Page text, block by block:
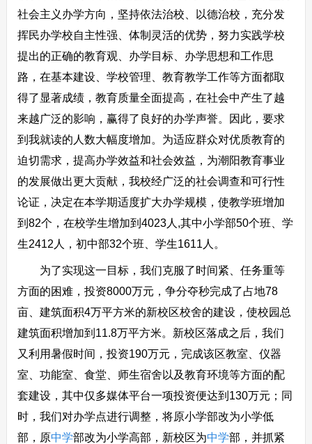
社会主义办学方向，坚持依法治校、以德治校，充分发
挥民办学校自主性强、体制灵活的优势，努力实践学校
提出的正确的教育观、办学目标、办学思想和工作思
路，在基本建设、学校管理、教育教学工作等方面都取
得了显著成绩，教育质量全面提高，在社会中产生了越
来越广泛的影响，赢得了良好的办学声誉。因此，要求
到我就读的人数大幅度增加。为适应群众对优质教育的
迫切需求，提高办学效益和社会效益，为潮阳教育事业
的发展做出更大贡献，我校经广泛的社会调查和可行性
论证，决定在本学期适度扩大办学规模，使教学班增加
到82个，在校学生增加到4023人,其中小学部50个班、学
生2412人，初中部32个班、学生1611人。
为了实现这一目标，我们克服了时间紧、任务重等
方面的困难，投资8000万元，争分夺秒完成了占地78
亩、建筑面积4万平方米的新校区校舍的建设，使校园总
建筑面积增加到11.8万平方米。新校区落成之后，我们
又利用暑假时间，投资190万元，完成该区教室、仪器
室、功能室、食堂、师生宿舍以及教育环境等方面的配
套建设，其中仅多媒体平台一项投资便达到130万元；同
时，我们对办学点进行调整，将原小学部改为小学低
部，原中学部改为小学高部，新校区为中学部，并抓紧